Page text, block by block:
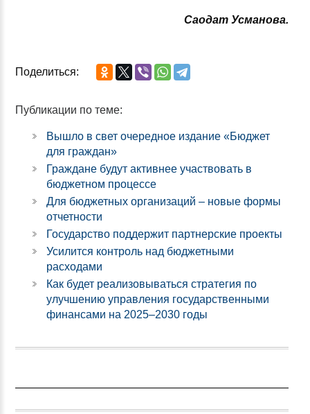
Саодат Усманова.
Поделиться:
Публикации по теме:
Вышло в свет очередное издание «Бюджет
для граждан»
Граждане будут активнее участвовать в
бюджетном процессе
Для бюджетных организаций – новые формы
отчетности
Государство поддержит партнерские проекты
Усилится контроль над бюджетными
расходами
Как будет реализовываться стратегия по
улучшению управления государственными
финансами на 2025–2030 годы